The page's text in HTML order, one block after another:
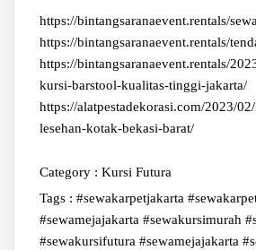
https://bintangsaranaevent.rentals/
https://bintangsaranaevent.rentals/
https://bintangsaranaevent.rentals/
kursi-barstool-kualitas-tinggi-jakarta/
https://alatpestadekorasi.com/2023/
lesehan-kotak-bekasi-barat/
Category : Kursi Futura
Tags : #sewakarpetjakarta
#sewamejajakarta #sewakursimurah
#sewakursifutura #sewamejajakarta